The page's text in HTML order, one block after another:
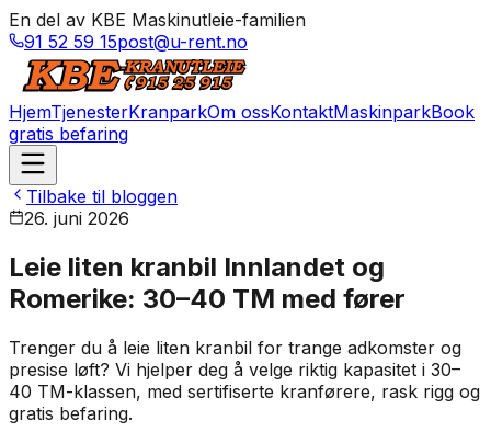
En del av KBE Maskinutleie-familien
91 52 59 15post@u-rent.no
HjemTjenesterKranparkOm ossKontaktMaskinparkBook
gratis befaring
Tilbake til bloggen
26. juni 2026
Leie liten kranbil Innlandet og
Romerike: 30–40 TM med fører
Trenger du å leie liten kranbil for trange adkomster og
presise løft? Vi hjelper deg å velge riktig kapasitet i 30–
40 TM-klassen, med sertifiserte kranførere, rask rigg og
gratis befaring.